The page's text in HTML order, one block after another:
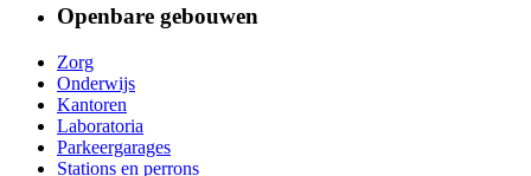
Openbare gebouwen
Zorg
Onderwijs
Kantoren
Laboratoria
Parkeergarages
Stations en perrons